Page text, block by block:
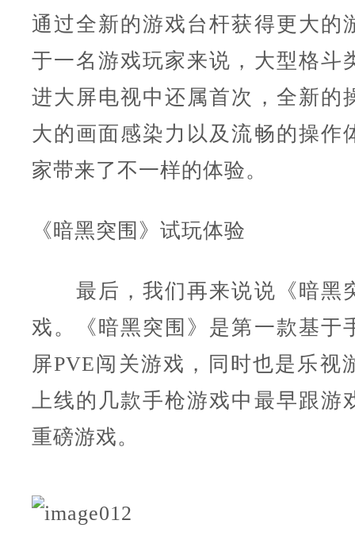
通过全新的游戏台杆获得更大的
于一名游戏玩家来说，大型格斗
进大屏电视中还属首次，全新的
大的画面感染力以及流畅的操作
家带来了不一样的体验。
《暗黑突围》试玩体验
最后，我们再来说说《暗黑
戏。《暗黑突围》是第一款基于
屏PVE闯关游戏，同时也是乐视
上线的几款手枪游戏中最早跟游
重磅游戏。